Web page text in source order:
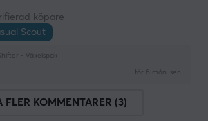
köpare
Scout
- Växelspak
för 6 mån. sen
FLER KOMMENTARER (3)